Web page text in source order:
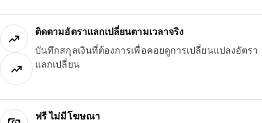
ติดตามอัตราแลกเปลี่ยนตามเวลาจริง
บันทึกสกุลเงินที่ต้องการเพื่อคอยดูการเปลี่ยนแปลงอัตรา
แลกเปลี่ยน
ฟรี ไม่มีโฆษณา